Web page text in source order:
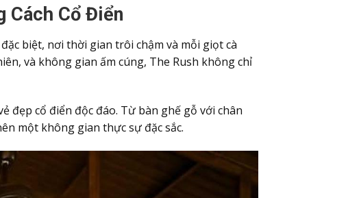
Cách Cổ Điển
biệt, nơi thời gian trôi chậm và mỗi giọt cà
và không gian ấm cúng, The Rush không chỉ
đẹp cổ điển độc đáo. Từ bàn ghế gỗ với chân
một không gian thực sự đặc sắc.